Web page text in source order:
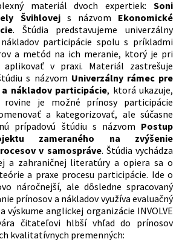
materiál dvoch expertiek: Soni
Švihlovejs názvom Ekonomické
. Štúdia predstavujeme univerzálny
participácie spolu s príkladmi
a metód na ich meranie, ktorý je pri
v praxi. Materiál zastrešuje
s názvom Univerzálny rámec pre
nákladov participácie, ktorá ukazuje,
rovine je možné prínosy participácie
a kategorizovať, ale súčasne
prípadovú štúdiu s názvom Postup
zameraného na zvýšenie
v samospráve. Štúdia vychádza
a zahraničnej literatúry a opiera sa o
a praxe procesu participácie. Ide o
náročnejší, ale dôsledne spracovaný
prínosov a nákladov využíva evaluačný
výskume anglickej organizácie INVOLVE
čitateľovi hlbší vhľad do prínosov
kvalitatívnych premenných: